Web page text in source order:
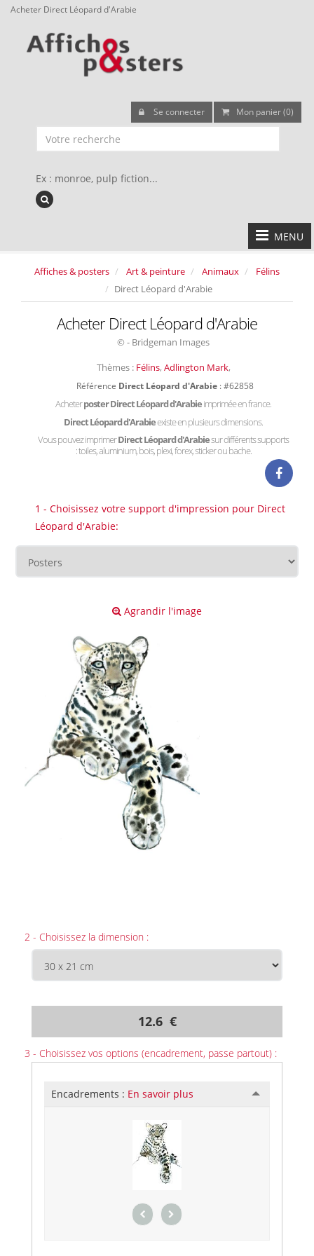
Acheter Direct Léopard d'Arabie
Se connecter Mon panier (0)
Ex : monroe, pulp fiction...
MENU
Affiches & posters Art & peinture Animaux
Félins
Direct Léopard d'Arabie
Acheter Direct Léopard d'Arabie
© - Bridgeman Images
Thèmes : Félins, Adlington Mark,
Référence Direct Léopard d'Arabie : #62858
Acheterposter Direct Léopard d'Arabieimprimée en france.
Direct Léopard d'Arabieexiste en plusieurs dimensions.
Vous pouvez imprimerDirect Léopard d'Arabiesur différents supports
: toiles, aluminium, bois, plexi, forex, sticker ou bache.
1 - Choisissez votre support d'impression pour Direct
Léopard d'Arabie:
Agrandir l'image
2 - Choisissez la dimension :
12.6 €
3 - Choisissez vos options (encadrement, passe partout) :
Encadrements : En savoir plus